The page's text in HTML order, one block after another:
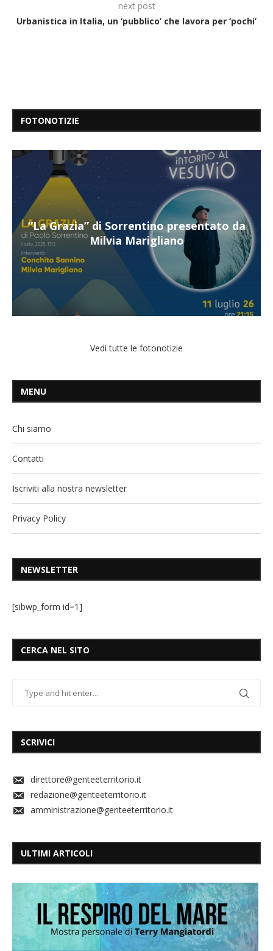
next post
Urbanistica in Italia, un ‘pubblico’ che lavora per ‘pochi’
FOTONOTIZIE
“Il respiro del mare”, personale di Terry
Mangiatordi
Vedi tutte le fotonotizie
MENU
Chi siamo
Contatti
Iscriviti alla nostra newsletter
Privacy Policy
NEWSLETTER
[sibwp_form id=1]
CERCA NEL SITO
SCRIVICI
direttore@genteeterritorio.it
redazione@genteeterritorio.it
amministrazione@genteeterritorio.it
ULTIMI ARTICOLI